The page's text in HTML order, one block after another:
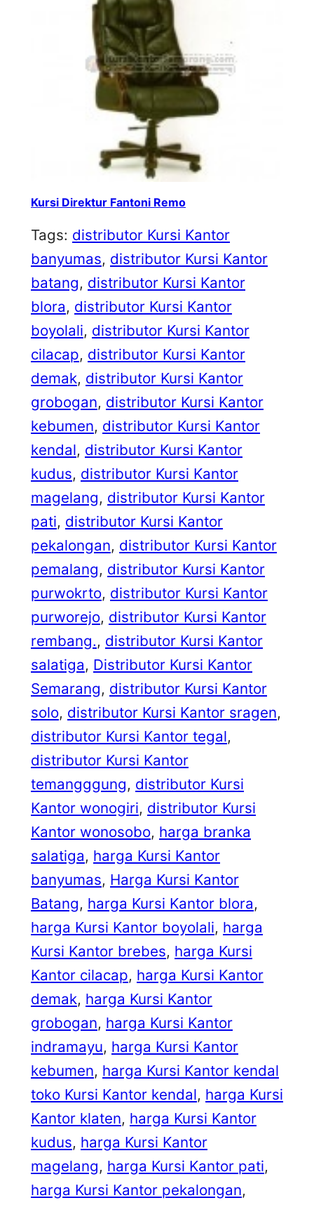
Kursi Direktur Fantoni Remo
Tags: distributor Kursi Kantor
banyumas, distributor Kursi Kantor
batang, distributor Kursi Kantor
blora, distributor Kursi Kantor
boyolali, distributor Kursi Kantor
cilacap, distributor Kursi Kantor
demak, distributor Kursi Kantor
grobogan, distributor Kursi Kantor
kebumen, distributor Kursi Kantor
kendal, distributor Kursi Kantor
kudus, distributor Kursi Kantor
magelang, distributor Kursi Kantor
pati, distributor Kursi Kantor
pekalongan, distributor Kursi Kantor
pemalang, distributor Kursi Kantor
purwokrto, distributor Kursi Kantor
purworejo, distributor Kursi Kantor
rembang., distributor Kursi Kantor
salatiga, Distributor Kursi Kantor
Semarang, distributor Kursi Kantor
solo, distributor Kursi Kantor sragen
distributor Kursi Kantor tegal
distributor Kursi Kantor
temangggung, distributor Kursi
Kantor wonogiri, distributor Kursi
Kantor wonosobo, harga branka
salatiga, harga Kursi Kantor
banyumas, Harga Kursi Kantor
Batang, harga Kursi Kantor blora
harga Kursi Kantor boyolali, harga
Kursi Kantor brebes, harga Kursi
Kantor cilacap, harga Kursi Kantor
demak, harga Kursi Kantor
grobogan, harga Kursi Kantor
indramayu, harga Kursi Kantor
kebumen, harga Kursi Kantor kendal
toko Kursi Kantor kendal, harga Kursi
Kantor klaten, harga Kursi Kantor
kudus, harga Kursi Kantor
magelang, harga Kursi Kantor pati
harga Kursi Kantor pekalongan